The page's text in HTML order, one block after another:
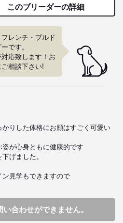
このブリーダーの詳細
レンチ・ブルド
です。
応致します！お
相談下さい!
りした体格にお顔はすごく可愛い
が心身ともに健康的です
げました。
見学もできますので
合わせができません。